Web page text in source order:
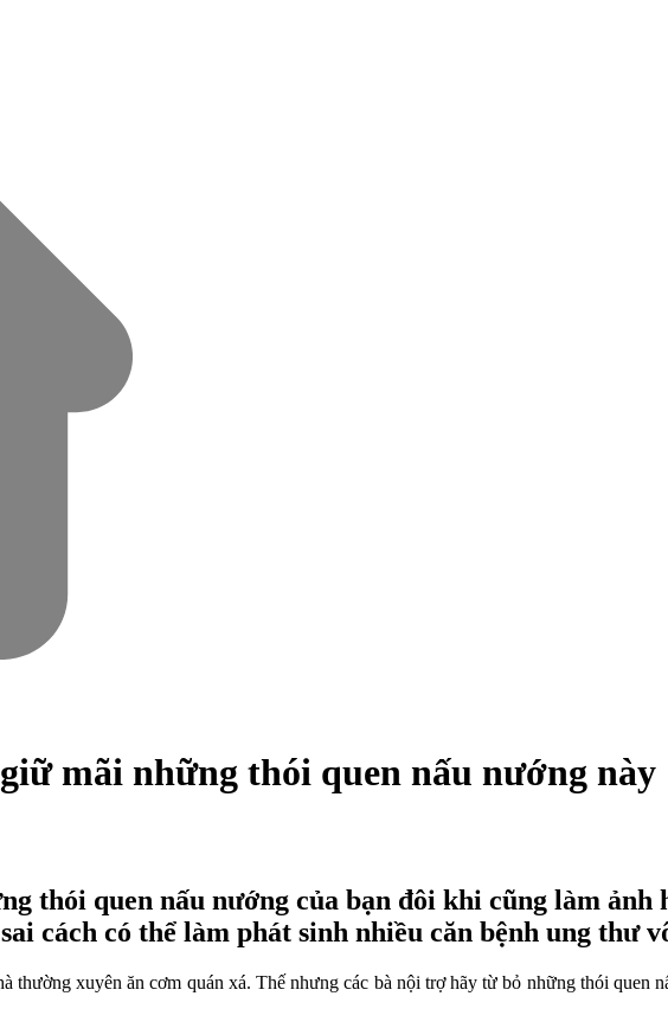
mãi những thói quen nấu nướng này
thói quen nấu nướng của bạn đôi khi cũng làm ảnh
cách có thể làm phát sinh nhiều căn bệnh ung thư
thường xuyên ăn cơm quán xá. Thế nhưng các bà nội trợ hãy từ bỏ những thói quen